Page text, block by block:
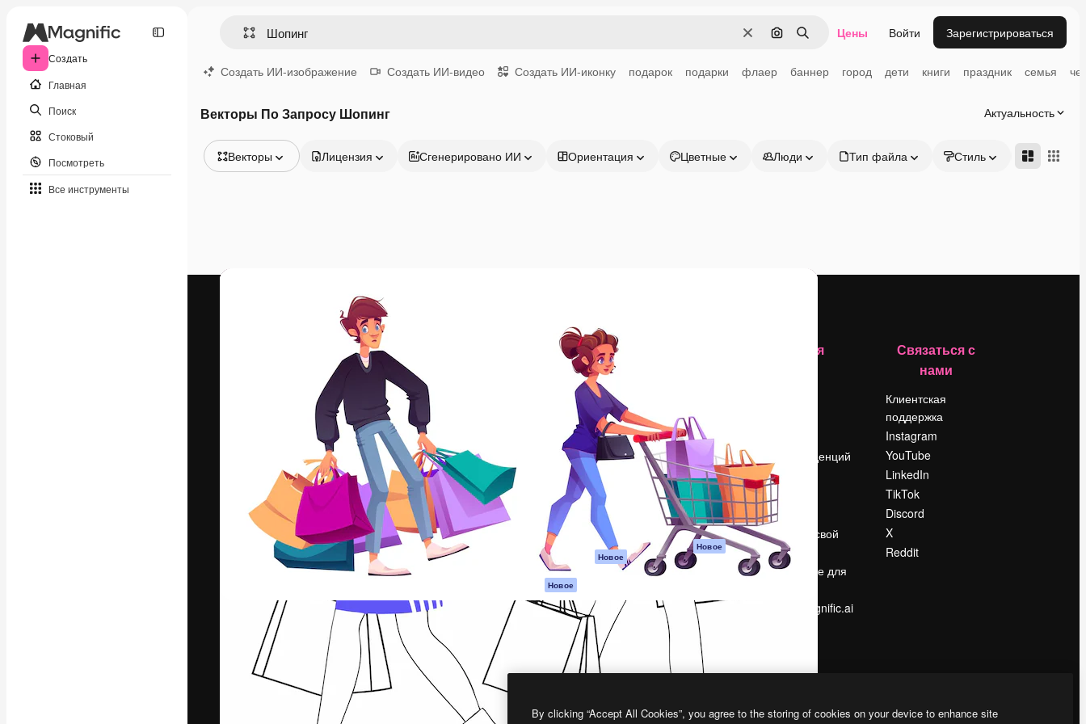
Создать
Главная
Поиск
Стоковый
Посмотреть
Все инструменты
ОчиститьПоиск по изображению
Поиск Цены Войти Зарегистрироваться
Создать ИИ-изображение Создать ИИ-видео Создать ИИ-иконку подарок подарки флаер баннер город дети книги праздник семья
Векторы По Запросу Шопинг Актуальность
Векторы
Видео
Лицензия Сгенерировано ИИ Ориентация Цветные Люди Тип файла Стиль Адвансд
Креативная платформа для создания
ваших лучших работ. Более 1 миллиона
подписчиков среди креаторов,
предприятий, агентств и студий.
Pусский
Продукция
ИИ-помощник
изображений ИИ
Генератор видео
ИИ
Генератор голоса
на основе ИИ
Стоковый контент
MCP для
Claude/ChatGPT
Новое
Новое
API
Мобильное
приложение
Все инструменты
Magnific
Пакету ИИ
Служба
поддержки
Условия и
положения
Политика
конфиденциальности
Оригиналы Новое
Политика файлов
Центр доверия
Партнеры
Предприятие
Компания
Поиск тенденций
Блог
События
Slidesgo
Продайте свой
контент
Помещение для
Ищете magnific.ai
Связаться с
нами
Клиентская
поддержка
Instagram
YouTube
LinkedIn
TikTok
Discord
X
Reddit
By clicking “Accept All Cookies”, you agree to the storing of cookies on your device to enhance site